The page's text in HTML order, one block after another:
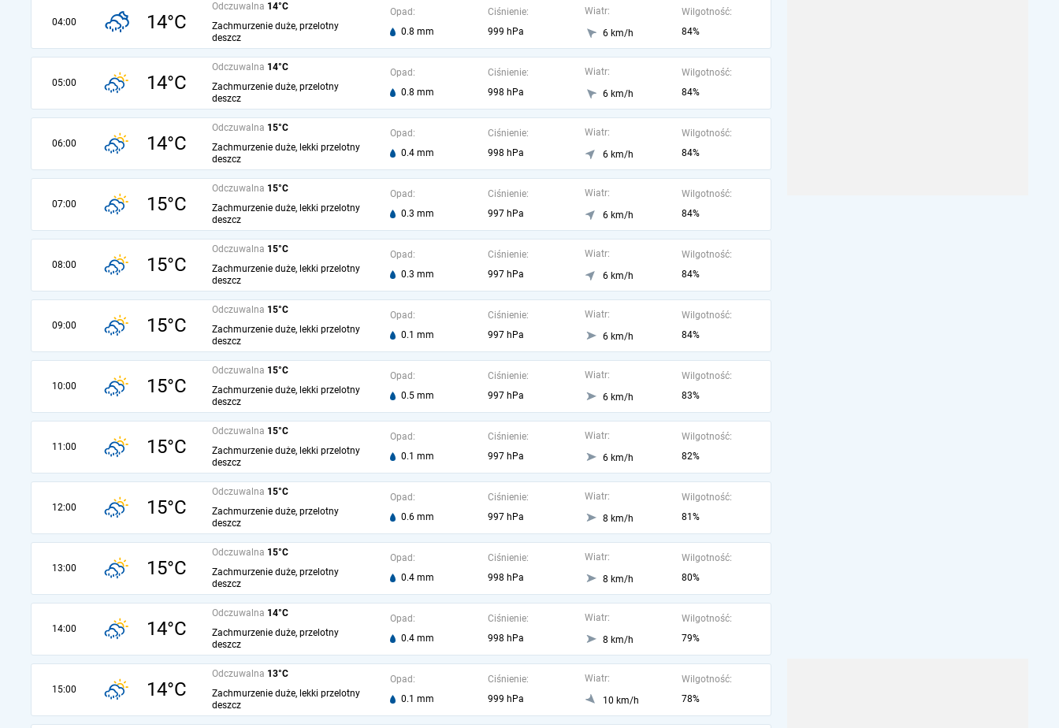
04:00 14°C
Odczuwalna 14°C
Zachmurzenie duże, przelotny
deszcz
Opad:
0.8 mm
Ciśnienie:
999 hPa
Wiatr:
6 km/h
Wilgotność:
84%
05:00 14°C
Odczuwalna 14°C
Zachmurzenie duże, przelotny
deszcz
Opad:
0.8 mm
Ciśnienie:
998 hPa
Wiatr:
6 km/h
Wilgotność:
84%
06:00 14°C
Odczuwalna 15°C
Zachmurzenie duże, lekki przelotny
deszcz
Opad:
0.4 mm
Ciśnienie:
998 hPa
Wiatr:
6 km/h
Wilgotność:
84%
07:00 15°C
Odczuwalna 15°C
Zachmurzenie duże, lekki przelotny
deszcz
Opad:
0.3 mm
Ciśnienie:
997 hPa
Wiatr:
6 km/h
Wilgotność:
84%
08:00 15°C
Odczuwalna 15°C
Zachmurzenie duże, lekki przelotny
deszcz
Opad:
0.3 mm
Ciśnienie:
997 hPa
Wiatr:
6 km/h
Wilgotność:
84%
09:00 15°C
Odczuwalna 15°C
Zachmurzenie duże, lekki przelotny
deszcz
Opad:
0.1 mm
Ciśnienie:
997 hPa
Wiatr:
6 km/h
Wilgotność:
84%
10:00 15°C
Odczuwalna 15°C
Zachmurzenie duże, lekki przelotny
deszcz
Opad:
0.5 mm
Ciśnienie:
997 hPa
Wiatr:
6 km/h
Wilgotność:
83%
11:00 15°C
Odczuwalna 15°C
Zachmurzenie duże, lekki przelotny
deszcz
Opad:
0.1 mm
Ciśnienie:
997 hPa
Wiatr:
6 km/h
Wilgotność:
82%
12:00 15°C
Odczuwalna 15°C
Zachmurzenie duże, przelotny
deszcz
Opad:
0.6 mm
Ciśnienie:
997 hPa
Wiatr:
8 km/h
Wilgotność:
81%
13:00 15°C
Odczuwalna 15°C
Zachmurzenie duże, przelotny
deszcz
Opad:
0.4 mm
Ciśnienie:
998 hPa
Wiatr:
8 km/h
Wilgotność:
80%
14:00 14°C
Odczuwalna 14°C
Zachmurzenie duże, przelotny
deszcz
Opad:
0.4 mm
Ciśnienie:
998 hPa
Wiatr:
8 km/h
Wilgotność:
79%
15:00 14°C
Odczuwalna 13°C
Zachmurzenie duże, lekki przelotny
deszcz
Opad:
0.1 mm
Ciśnienie:
999 hPa
Wiatr:
10 km/h
Wilgotność:
78%